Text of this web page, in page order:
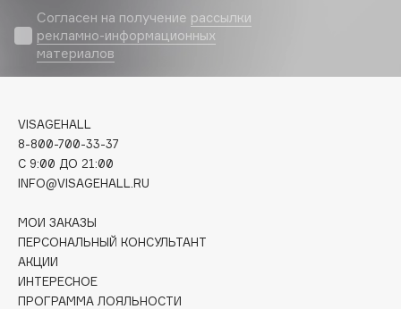
Catrice
Celimax
Cettua
Clarins
Clarins Precious
Clinique
Clive Christian
Club De Nuit
Collagenina
Согласен на получение рассылки
рекламно-информационных
материалов
VISAGEHALL
8-800-700-33-37
C 9:00 ДО 21:00
INFO@VISAGEHALL.RU
МОИ ЗАКАЗЫ
ПЕРСОНАЛЬНЫЙ КОНСУЛЬТАНТ
АКЦИИ
ИНТЕРЕСНОЕ
ПРОГРАММА ЛОЯЛЬНОСТИ